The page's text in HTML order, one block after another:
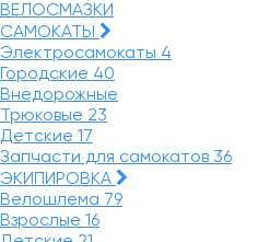
ВЕЛОСМАЗКИ
САМОКАТЫ
Электросамокаты 4
Городские 40
Внедорожные
Трюковые 23
Детские 17
Запчасти для самокатов 36
ЭКИПИРОВКА
Велошлема 79
Взрослые 16